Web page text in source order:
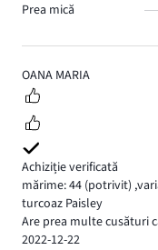
5
OANA MARIA
Achiziție verificată
mărime: 44 (potrivit) ,
turcoaz Paisley
Are prea multe cusături
2022-12-22
Prea mică